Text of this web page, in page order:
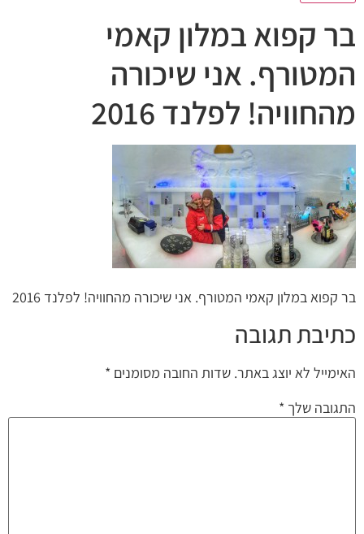
בר קפוא במלון קאמי
המטורף. אני שיכורה
מהחוויה! לפלנד 2016
בר קפוא במלון קאמי המטורף. אני שיכורה מהחוויה! לפלנד 2016
כתיבת תגובה
האימייל לא יוצג באתר. שדות החובה מסומנים *
התגובה שלך *